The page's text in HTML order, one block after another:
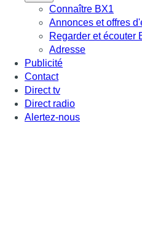
Connaître BX1
Annonces et offres
Regarder et écouter
Adresse
Publicité
Contact
Direct tv
Direct radio
Alertez-nous